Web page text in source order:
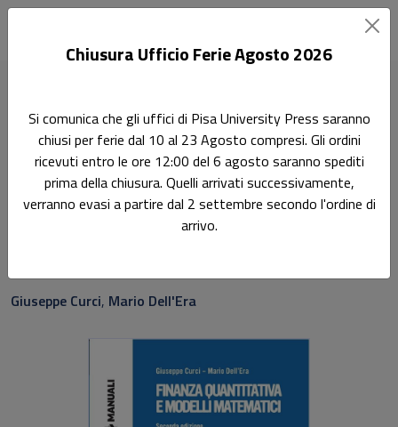
Didattica
Finanza quantitativa e
modelli matematici
Giuseppe Curci, Mario Dell'Era
Chiusura Ufficio Ferie Agosto 2026
Si comunica che gli uffici di Pisa University Press saranno
chiusi per ferie dal 10 al 23 Agosto compresi. Gli ordini
ricevuti entro le ore 12:00 del 6 agosto saranno spediti
prima della chiusura. Quelli arrivati successivamente,
verranno evasi a partire dal 2 settembre secondo l'ordine di
arrivo.